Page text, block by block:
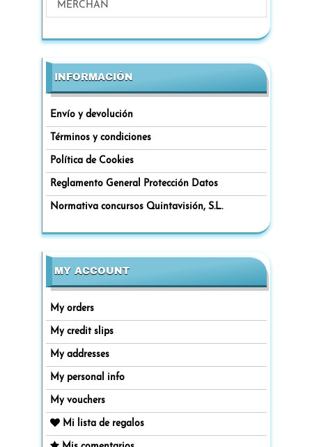
MERCHAN
INFORMACIÓN
Envío y devolución
Términos y condiciones
Política de Cookies
Reglamento General Protección Datos
Normativa concursos Quintavisión, S.L.
MY ACCOUNT
My orders
My credit slips
My addresses
My personal info
My vouchers
Mi lista de regalos